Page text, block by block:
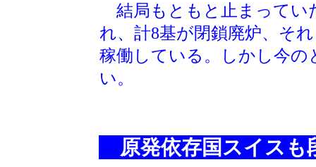
結局もともと止まってい
れ、計8基が閉鎖廃炉、そ
稼働している。しかし今
い。
原発依存国スイスも